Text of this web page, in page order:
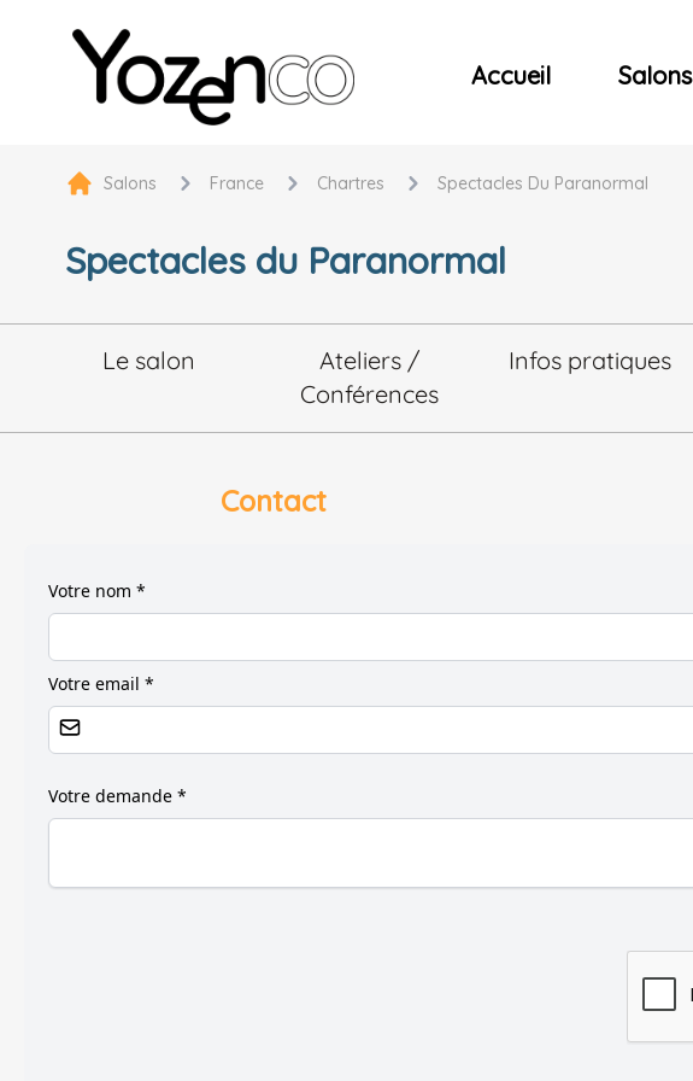
Yozenco - Organisateur de Salons, Evénements et Concerts
Accueil Salons
Salons France Chartres Spectacles Du Paranormal
Spectacles du Paranormal
Le salon
Ateliers /
Conférences
Infos pratiques
Contact
Votre nom *
Votre email *
Votre demande *